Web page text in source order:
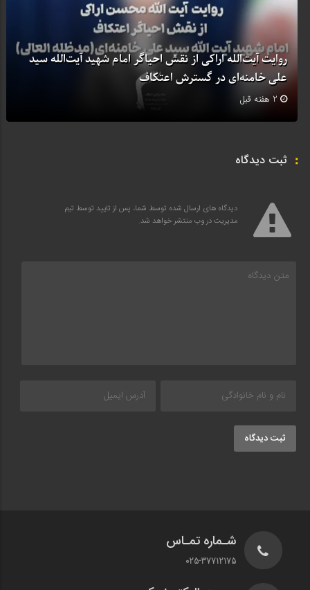
روایت آیت‌الله اراکی از نقش احیاگر امام شهید آیت‌الله سید
علی خامنه‌ای در گسترش اعتکاف
2 هفته قبل
ثبت دیدگاه
دیدگاه های ارسال شده توسط شما، پس از تایید توسط تیم
مدیریت در وب منتشر خواهد شد.
ثبت دیدگاه
شـماره تمـاس
025-37712175